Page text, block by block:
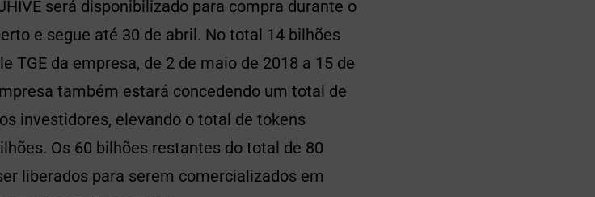
será disponibilizado para compra durante o
e segue até 30 de abril. No total 14 bilhões
TGE da empresa, de 2 de maio de 2018 a 15 de
também estará concedendo um total de
investidores, elevando o total de tokens
Os 60 bilhões restantes do total de 80
liberados para serem comercializados em